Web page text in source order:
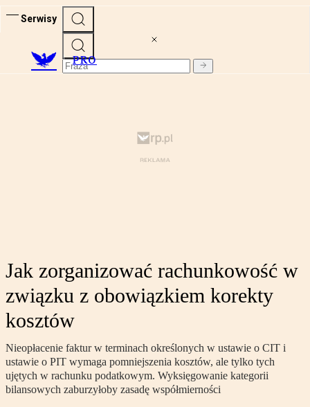
Serwisy
PRO
Jak zorganizować rachunkowość w
związku z obowiązkiem korekty
kosztów
Nieopłacenie faktur w terminach określonych w ustawie o CIT i
ustawie o PIT wymaga pomniejszenia kosztów, ale tylko tych
ujętych w rachunku podatkowym. Wyksięgowanie kategorii
bilansowych zaburzyłoby zasadę współmierności